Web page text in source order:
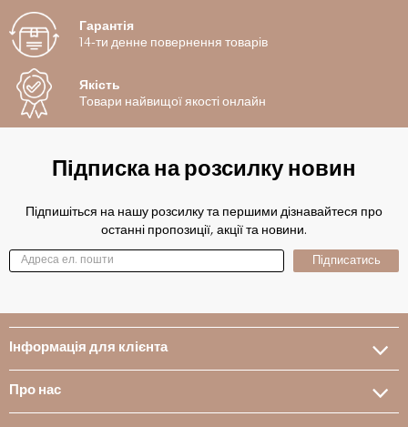
Гарантія
14-ти денне повернення товарів
Якість
Товари найвищої якості онлайн
Підписка на розсилку новин
Підпишіться на нашу розсилку та першими дізнавайтеся про
останні пропозиції, акції та новини.
Підписатись
Інформація для клієнта
Про нас